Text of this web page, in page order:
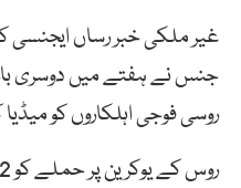
غیر ملکی خبر رساں ایجنسی
جنس نے ہفتے میں دوسری
روسی فوجی اہلکاروں کو